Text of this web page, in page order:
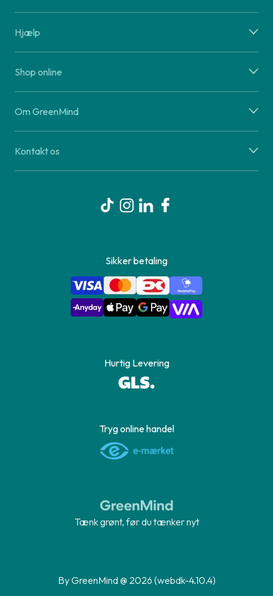
Hjælp
Shop online
Om GreenMind
Kontakt os
Sikker betaling
Hurtig Levering
Tryg online handel
Tænk grønt, før du tænker nyt
By GreenMind @ 2026 (webdk-4.10.4)